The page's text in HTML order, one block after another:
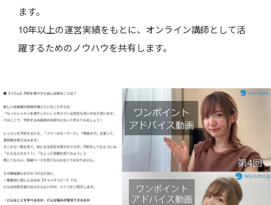
ます。
10年以上の運営実績をもとに、オンライン講師として活
躍するためのノウハウを共有します。